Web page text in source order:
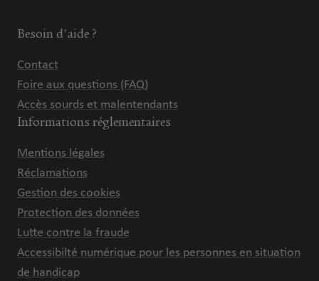
Besoin d'aide ?
Contact
Foire aux questions (FAQ)
Accès sourds et malentendants
Informations réglementaires
Mentions légales
Réclamations
Gestion des cookies
Protection des données
Lutte contre la fraude
Accessibilté numérique pour les personnes en situation
de handicap